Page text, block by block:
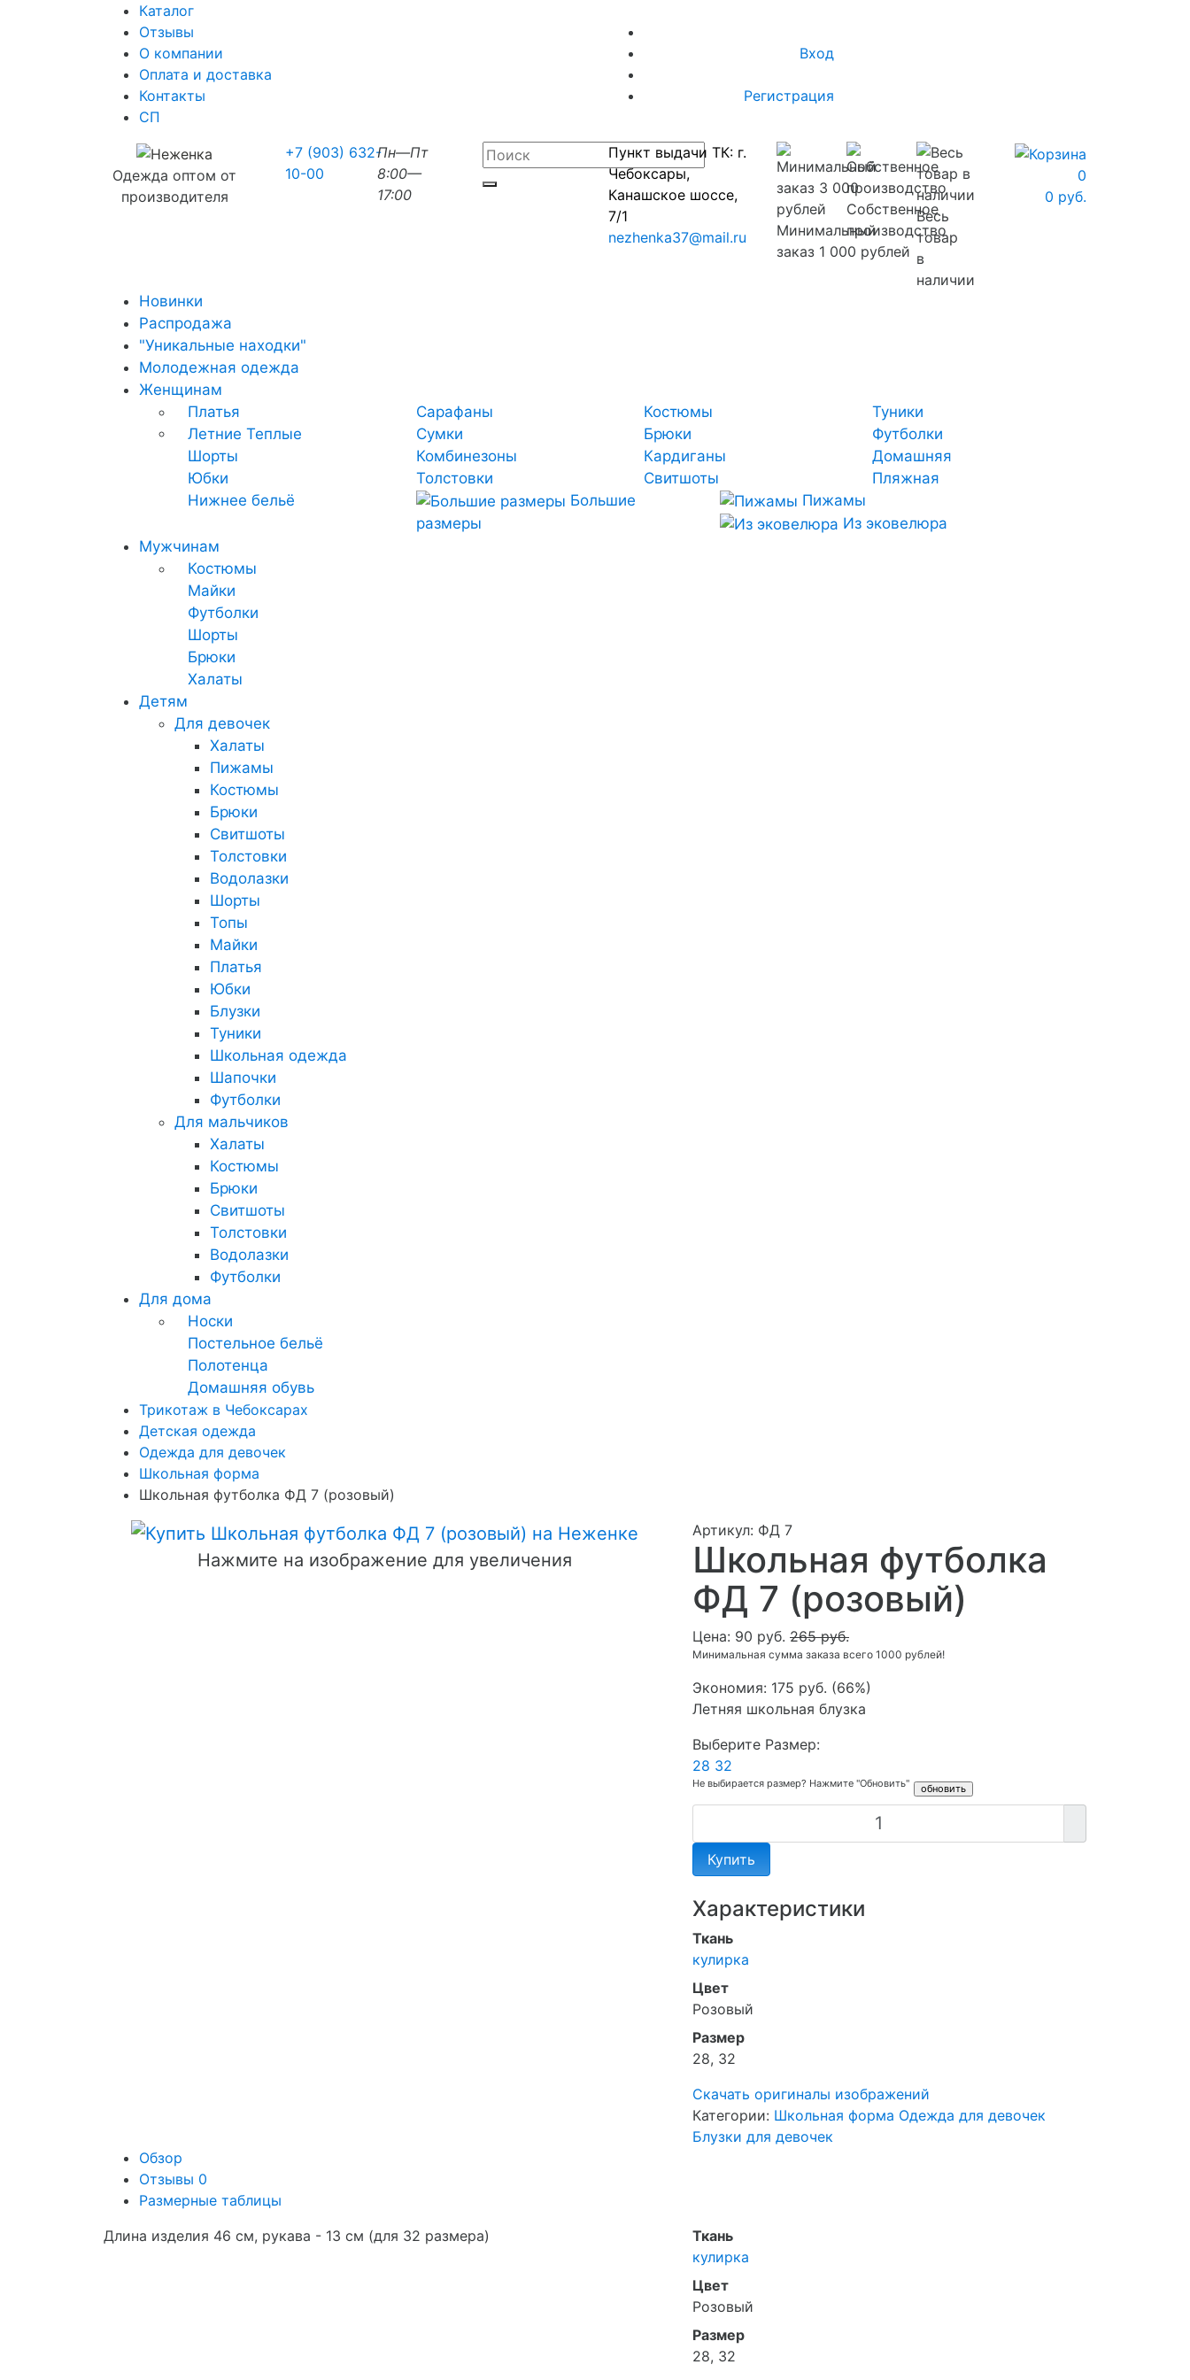
Каталог
Отзывы
О компании
Оплата и доставка
Контакты
СП
Вход
Регистрация
Одежда оптом от
производителя
+7 (903) 632-
10-00
Пн—Пт
8:00—
17:00
Пункт выдачи ТК: г.
Чебоксары,
Канашское шоссе,
7/1
nezhenka37@mail.ru
Минимальный
заказ 1 000 рублей
Собственное
производство
Весь
товар
в
наличии
0
0 руб.
Новинки
Распродажа
"Уникальные находки"
Молодежная одежда
Женщинам
Платья
Летние Теплые
Сарафаны Костюмы
Туники
Сумки
Брюки
Футболки
Шорты
Комбинезоны Кардиганы
Домашняя
Юбки
Толстовки Свитшоты
Пляжная
Нижнее бельё
Большие
размеры
Пижамы
Из эковелюра
Мужчинам
Костюмы
Майки
Футболки
Шорты
Брюки
Халаты
Детям
Для девочек
Халаты
Пижамы
Костюмы
Брюки
Свитшоты
Толстовки
Водолазки
Шорты
Топы
Майки
Платья
Юбки
Блузки
Туники
Школьная одежда
Шапочки
Футболки
Для мальчиков
Халаты
Костюмы
Брюки
Свитшоты
Толстовки
Водолазки
Футболки
Для дома
Носки
Постельное бельё
Полотенца
Домашняя обувь
Трикотаж в Чебоксарах
Детская одежда
Одежда для девочек
Школьная форма
Школьная футболка ФД 7 (розовый)
Нажмите на изображение для увеличения
Артикул: ФД 7
Школьная футболка
ФД 7 (розовый)
Цена: 90 руб. 265 руб.
Минимальная сумма заказа всего 1000 рублей!
Экономия: 175 руб. (66%)
Летняя школьная блузка
Выберите Размер:
28 32
Не выбирается размер? Нажмите "Обновить"
Купить
Характеристики
Ткань
кулирка
Цвет
Розовый
Размер
28, 32
Скачать оригиналы изображений
Категории: Школьная форма Одежда для девочек
Блузки для девочек
Обзор
Отзывы 0
Размерные таблицы
Длина изделия 46 см, рукава - 13 см (для 32 размера)
Ткань
кулирка
Цвет
Розовый
Размер
28, 32